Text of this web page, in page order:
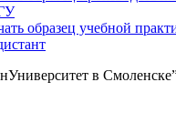
образец учебной
в